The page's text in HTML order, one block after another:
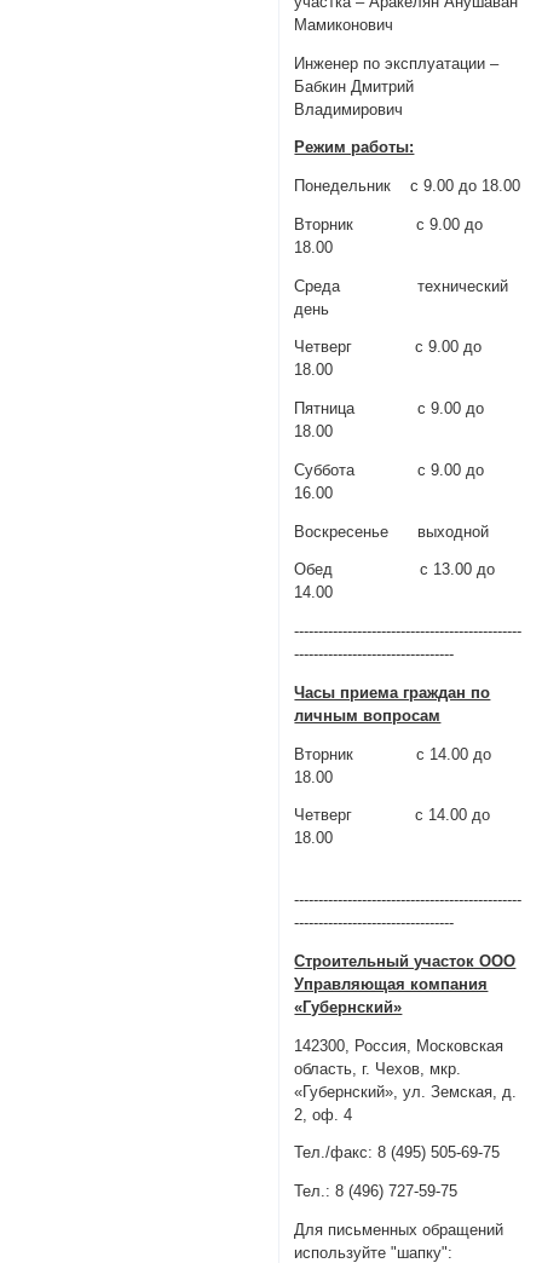
Мамиконович
Инженер по эксплуатации –
Бабкин Дмитрий
Владимирович
Режим работы:
Понедельник с 9.00 до 18.00
Вторник с 9.00 до
18.00
Среда технический
день
Четверг с 9.00 до
18.00
Пятница с 9.00 до
18.00
Суббота с 9.00 до
16.00
Воскресенье выходной
Обед c 13.00 до
14.00
-----------------------------------------------
---------------------------------
Часы приема граждан по
личным вопросам
Вторник с 14.00 до
18.00
Четверг с 14.00 до
18.00
-----------------------------------------------
---------------------------------
Строительный участок ООО
Управляющая компания
«Губернский»
142300, Россия, Московская
область, г. Чехов, мкр.
«Губернский», ул. Земская, д.
2, оф. 4
Тел./факс: 8 (495) 505-69-75
Тел.: 8 (496) 727-59-75
Для письменных обращений
используйте "шапку":